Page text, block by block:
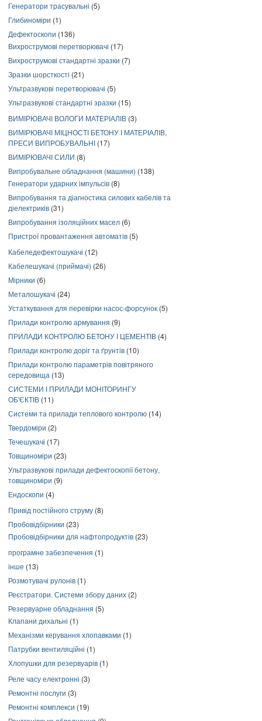
Генератори трасувальні (5)
Глибиноміри (1)
Дефектоскопи (136)
Вихрострумові перетворювачі (17)
Вихрострумові стандартні зразки (7)
Зразки шорсткості (21)
Ультразвукові перетворювачі (5)
Ультразвукові стандартні зразки (15)
ВИМІРЮВАЧІ ВОЛОГИ МАТЕРІАЛІВ (3)
ВИМІРЮВАЧІ МІЦНОСТІ БЕТОНУ І МАТЕРІАЛІВ,
ПРЕСИ ВИПРОБУВАЛЬНІ (17)
ВИМІРЮВАЧІ СИЛИ (8)
Випробувальне обладнання (машини) (138)
Генератори ударних імпульсів (8)
Випробування та діагностика силових кабелів та
діелектриків (31)
Випробування ізоляційних масел (6)
Пристрої провантаження автоматів (5)
Кабеледефектошукачі (12)
Кабелешукачі (приймачі) (26)
Мірники (6)
Металошукачі (24)
Устаткування для перевірки насос-форсунок (5)
Прилади контролю армування (9)
ПРИЛАДИ КОНТРОЛЮ БЕТОНУ І ЦЕМЕНТІВ (4)
Прилади контролю доріг та ґрунтів (10)
Прилади контролю параметрів повітряного
середовища (13)
СИСТЕМИ І ПРИЛАДИ МОНІТОРИНГУ
ОБ'ЄКТІВ (11)
Системи та прилади теплового контролю (14)
Твердоміри (2)
Течешукачі (17)
Товщиноміри (23)
Ультразвукові прилади дефектоскопії бетону,
товщиноміри (9)
Ендоскопи (4)
Привід постійного струму (8)
Пробовідбірники (23)
Пробовідбірники для нафтопродуктів (23)
програмне забезпечення (1)
інше (13)
Розмотувачі рулонів (1)
Реєстратори. Системи збору даних (2)
Резервуарне обладнання (5)
Клапани дихальні (1)
Механізми керування хлопавками (1)
Патрубки вентиляційні (1)
Хлопушки для резервуарів (1)
Реле часу електронні (3)
Ремонтні послуги (3)
Ремонтні комплекси (19)